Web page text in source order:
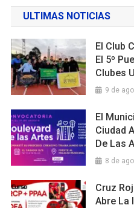
ULTIMAS NOTICIAS
El Club
El 5º
Clubes
9 de
El
Ciudad
De Las
8 de
Cruz
Abre La